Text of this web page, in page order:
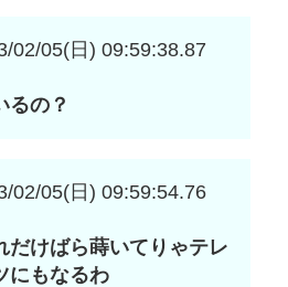
02/05(日) 09:59:38.87
るの？
02/05(日) 09:59:54.76
だけばら蒔いてりゃテレ
にもなるわ